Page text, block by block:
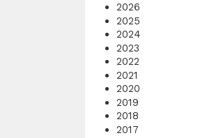
2026
2025
2024
2023
2022
2021
2020
2019
2018
2017